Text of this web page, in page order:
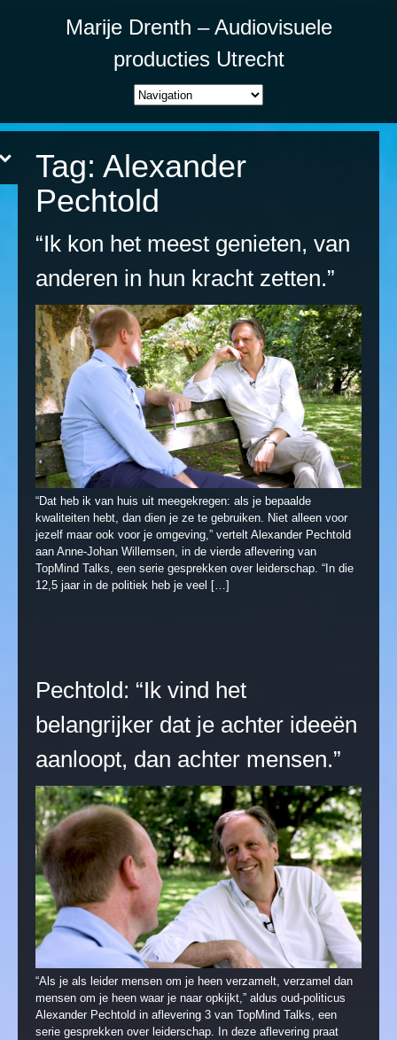
Marije Drenth – Audiovisuele
producties Utrecht
Tag: Alexander
Pechtold
“Ik kon het meest genieten, van
anderen in hun kracht zetten.”
“Dat heb ik van huis uit meegekregen: als je bepaalde
kwaliteiten hebt, dan dien je ze te gebruiken. Niet alleen voor
jezelf maar ook voor je omgeving,” vertelt Alexander Pechtold
aan Anne-Johan Willemsen, in de vierde aflevering van
TopMind Talks, een serie gesprekken over leiderschap. “In die
12,5 jaar in de politiek heb je veel […]
Pechtold: “Ik vind het
belangrijker dat je achter ideeën
aanloopt, dan achter mensen.”
“Als je als leider mensen om je heen verzamelt, verzamel dan
mensen om je heen waar je naar opkijkt,” aldus oud-politicus
Alexander Pechtold in aflevering 3 van TopMind Talks, een
serie gesprekken over leiderschap. In deze aflevering praat